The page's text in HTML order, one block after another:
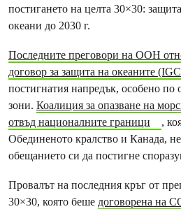
постигането на целта 30×30:
океани до 2030 г.
Последните преговори на ООН
договор за защита на океаните
постигнатия напредък, особено
зони. Коалиция за опазване на
отвъд националните граници
,
Обединеното кралство и Канада,
обещанието си да постигне
Провалът на последния кръг от
30×30, която беше договорена на